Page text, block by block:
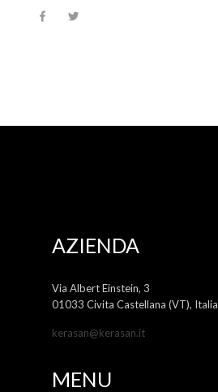
AZIENDA
Via Albert Einstein, 3
01033 Civita Castellana (VT), Italia
kerasan@kerasan.it
MENU